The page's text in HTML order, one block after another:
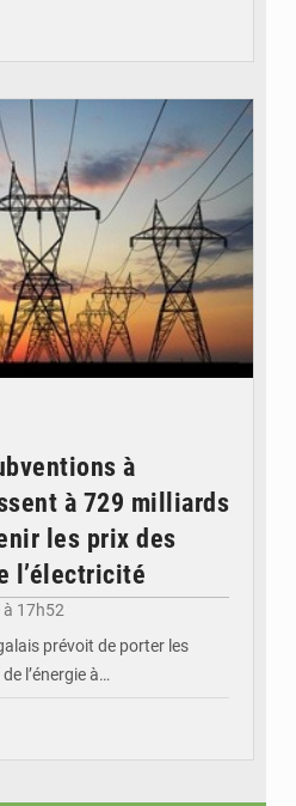
à
à 729 milliards
les prix des
l’électricité
à 17h52
prévoit de porter les
l’énergie à…